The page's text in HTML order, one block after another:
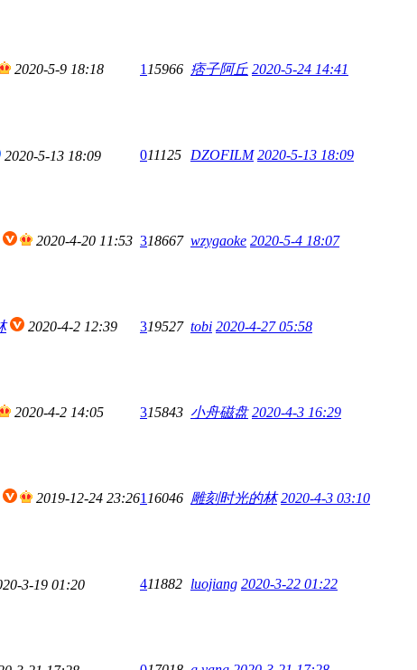
2020-5-9 18:18 1 15966 痞子阿丘 2020-5-24 14:41
2020-5-13 18:09 011125 DZOFILM 2020-5-13 18:09
2020-4-20 11:53 318667 wzygaoke 2020-5-4 18:07
2020-4-2 12:39 319527 tobi 2020-4-27 05:58
2020-4-2 14:05 315843 小舟磁盘 2020-4-3 16:29
2019-12-24 23:261 16046 雕刻时光的林 2020-4-3 03:10
3-19 01:20 411882 luojiang 2020-3-22 01:22